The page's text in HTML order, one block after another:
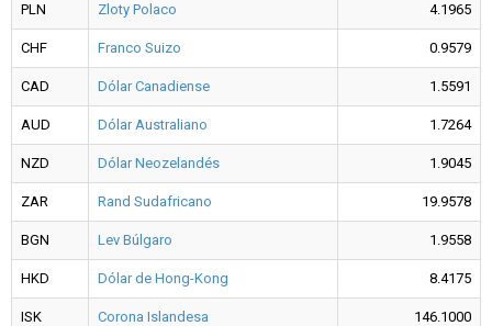
PLN Zloty Polaco 4.1965
CHF Franco Suizo 0.9579
CAD Dólar Canadiense 1.5591
AUD Dólar Australiano 1.7264
NZD Dólar Neozelandés 1.9045
ZAR Rand Sudafricano 19.9578
BGN Lev Búlgaro 1.9558
HKD Dólar de Hong-Kong 8.4175
ISK Corona Islandesa 146.1000